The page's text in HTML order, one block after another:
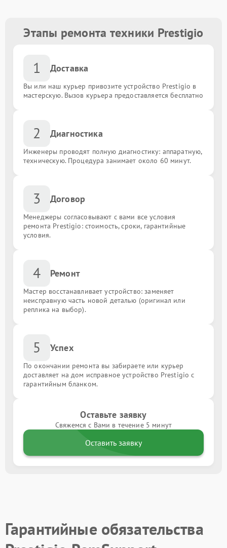
Этапы ремонта техники Prestigio
1 Доставка
Вы или наш курьер привозите устройство Prestigio в
мастерскую. Вызов курьера предоставляется бесплатно
2 Диагностика
Инженеры проводят полную диагностику: аппаратную,
техническую. Процедура занимает около 60 минут.
3 Договор
Менеджеры согласовывают с вами все условия
ремонта Prestigio: стоимость, сроки, гарантийные
условия.
4 Ремонт
Мастер восстанавливает устройство: заменяет
неисправную часть новой деталью (оригинал или
реплика на выбор).
5 Успех
По окончании ремонта вы забираете или курьер
доставляет на дом исправное устройство Prestigio с
гарантийным бланком.
Оставьте заявку
Свяжемся с Вами в течение 5 минут
Оставить заявку
Гарантийные обязательства